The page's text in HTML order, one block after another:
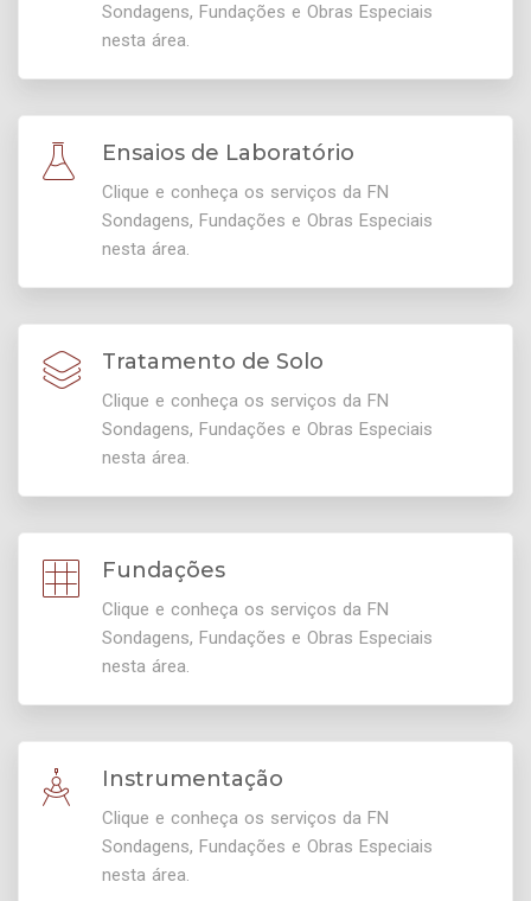
Sondagens, Fundações e Obras Especiais
nesta área.
Ensaios de Laboratório
Clique e conheça os serviços da FN
Sondagens, Fundações e Obras Especiais
nesta área.
Tratamento de Solo
Clique e conheça os serviços da FN
Sondagens, Fundações e Obras Especiais
nesta área.
Fundações
Clique e conheça os serviços da FN
Sondagens, Fundações e Obras Especiais
nesta área.
Instrumentação
Clique e conheça os serviços da FN
Sondagens, Fundações e Obras Especiais
nesta área.